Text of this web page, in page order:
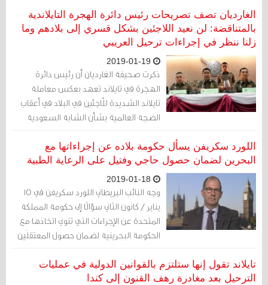
الغارديان تصف تصريحات رئيس دائرة الهجرة التايلاندية
بالمتناقضة: لن نعيد اللاجئين بشكل قسري إلى بلادهم وما
زلنا ننظر في إجراءات ترحيل العريبي
ذكرت صحيفة الغارديان أن رئيس دائرة
الهجرة في تايلاند تعهد بعكس معاملة
تايلاند الشديدة للّاجئين في البلاد في أعقاب
الضجة العالمية بشأن الشابة السعودية
التي كانت تحاول طلب اللجوء.
اللورد سكريفن يسأل حكومة بلاده عن إجراءاتها مع
البحرين لضمان حصول حاجي وفتيل على الرعاية الطبية
وجه النائب البريطاني اللورد سكريفن في 15
يناير / كانون الثاني سؤالًا إلى حكومة المملكة
المتحدة عن الإجراءات التي تنوي اتخاذها مع
الحكومة البحرينية لضمان حصول المعتقلَين
السياسيين علي حاجي وناجي فتيل على
الرعاية الطبية اللازمة.
تايلاند تقول إنها ستلتزم بالقوانين الدولية في عمليات
الترحيل بعد مغادرة رهف القنون إلى كندا